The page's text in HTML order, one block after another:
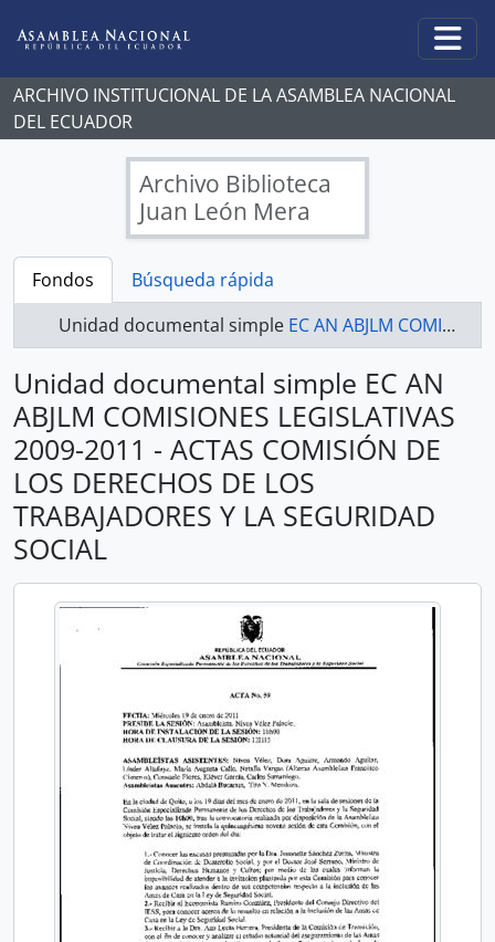
ARCHIVO INSTITUCIONAL DE LA ASAMBLEA NACIONAL
DEL ECUADOR
Archivo Biblioteca
Juan León Mera
Fondos
Búsqueda rápida
Unidad documental simple EC AN ABJLM COMISIONES LEGISLATIVAS 2009-2011 - ACTAS COMISIÓN DE LOS DERECHOS DE LOS TRABAJADORES Y LA SEGURIDAD SOCIAL
Unidad documental simple EC AN
ABJLM COMISIONES LEGISLATIVAS
2009-2011 - ACTAS COMISIÓN DE
LOS DERECHOS DE LOS
TRABAJADORES Y LA SEGURIDAD
SOCIAL